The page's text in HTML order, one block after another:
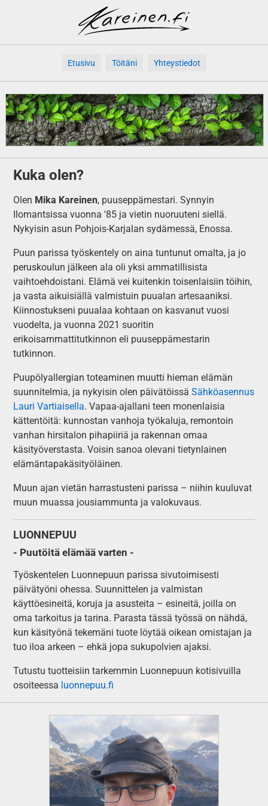
Etusivu Töitäni Yhteystiedot
Kuka olen?
Olen Mika Kareinen, puuseppämestari. Synnyin
Ilomantsissa vuonna '85 ja vietin nuoruuteni siellä.
Nykyisin asun Pohjois-Karjalan sydämessä, Enossa.
Puun parissa työskentely on aina tuntunut omalta, ja jo
peruskoulun jälkeen ala oli yksi ammatillisista
vaihtoehdoistani. Elämä vei kuitenkin toisenlaisiin töihin,
ja vasta aikuisiällä valmistuin puualan artesaaniksi.
Kiinnostukseni puualaa kohtaan on kasvanut vuosi
vuodelta, ja vuonna 2021 suoritin
erikoisammattitutkinnon eli puuseppämestarin
tutkinnon.
Puupölyallergian toteaminen muutti hieman elämän
suunnitelmia, ja nykyisin olen päivätöissäSähköasennus
Lauri Vartiaisella. Vapaa-ajallani teen monenlaisia
kättentöitä: kunnostan vanhoja työkaluja, remontoin
vanhan hirsitalon pihapiiriä ja rakennan omaa
käsityöverstasta. Voisin sanoa olevani tietynlainen
elämäntapakäsityöläinen.
Muun ajan vietän harrastusteni parissa – niihin kuuluvat
muun muassa jousiammunta ja valokuvaus.
LUONNEPUU
- Puutöitä elämää varten -
Työskentelen Luonnepuun parissa sivutoimisesti
päivätyöni ohessa. Suunnittelen ja valmistan
käyttöesineitä, koruja ja asusteita – esineitä, joilla on
oma tarkoitus ja tarina. Parasta tässä työssä on nähdä,
kun käsityönä tekemäni tuote löytää oikean omistajan ja
tuo iloa arkeen – ehkä jopa sukupolvien ajaksi.
Tutustu tuotteisiin tarkemmin Luonnepuun kotisivuilla
osoiteessa luonnepuu.fi